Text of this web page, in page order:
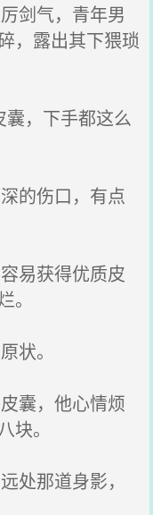
剑气，青年男
，露出其下猥琐
，下手都这么
的伤口，有点
易获得优质皮
状。
囊，他心情烦
。
处那道身影，